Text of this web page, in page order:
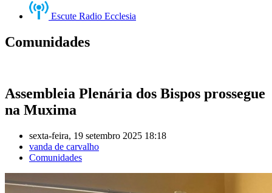
Escute Radio Ecclesia
Comunidades
Assembleia Plenária dos Bispos prossegue
na Muxima
sexta-feira, 19 setembro 2025 18:18
vanda de carvalho
Comunidades